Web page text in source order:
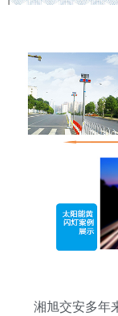
湘旭交安多年